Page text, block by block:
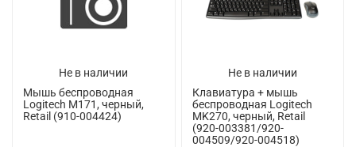
Не в наличии
Мышь беспроводная
Logitech M171, черный,
Retail (910-004424)
Не в наличии
Клавиатура + мышь
беспроводная Logitech
MK270, черный, Retail
(920-003381/920-
004509/920-004518)